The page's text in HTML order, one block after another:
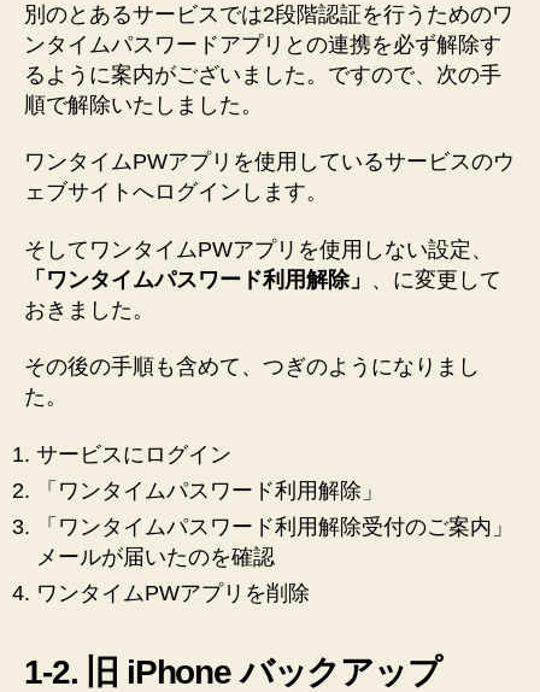
別のとあるサービスでは2段階認証を行うためのワ
ンタイムパスワードアプリとの連携を必ず解除す
るように案内がございました。ですので、次の手
順で解除いたしました。
ワンタイムPWアプリを使用しているサービスのウ
ェブサイトへログインします。
そしてワンタイムPWアプリを使用しない設定、
「ワンタイムパスワード利用解除」 、に変更して
おきました。
その後の手順も含めて、つぎのようになりまし
た。
サービスにログイン
「ワンタイムパスワード利用解除」
「ワンタイムパスワード利用解除受付のご案内」
メールが届いたのを確認
ワンタイムPWアプリを削除
1-2. 旧 iPhone バックアップ